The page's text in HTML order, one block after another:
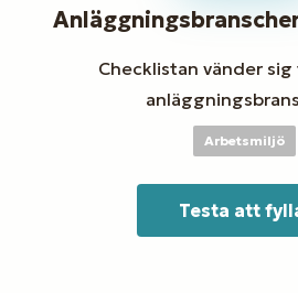
Checklistan vänder
Arbetsmiljö
Testa att